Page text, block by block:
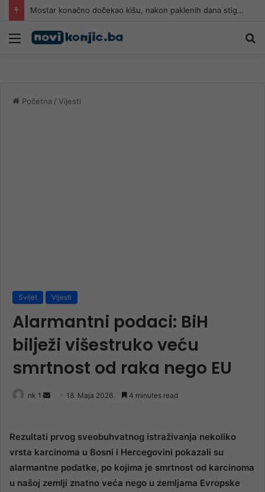
Mostar konačno dočekao kišu, nakon paklenih dana stiglo kratko osvježenje
Meni
Početna / Vijesti
Svijet Vijesti
Alarmantni podaci: BiH
bilježi višestruko veću
smrtnost od raka nego EU
nk 1
Send 18. Maja 2026. 4 minutes read
Rezultati prvog sveobuhvatnog istraživanja nekoliko
vrsta karcinoma u Bosni i Hercegovini pokazali su
alarmantne podatke, po kojima je smrtnost od karcinoma
u našoj zemlji znatno veća nego u zemljama Evropske